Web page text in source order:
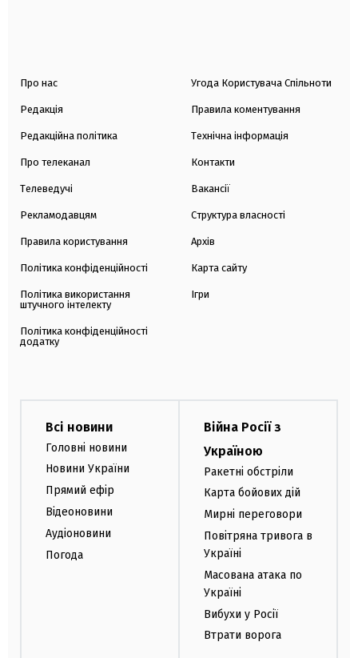
Про нас
Редакція
Редакційна політика
Про телеканал
Телеведучі
Рекламодавцям
Правила користування
Політика конфіденційності
Політика використання
штучного інтелекту
Політика конфіденційності
додатку
Угода Користувача Спільноти
Правила коментування
Технічна інформація
Контакти
Вакансії
Структура власності
Архів
Карта сайту
Ігри
Всі новини
Головні новини
Новини України
Прямий ефір
Відеоновини
Аудіоновини
Погода
Війна Росії з
Україною
Ракетні обстріли
Карта бойових дій
Мирні переговори
Повітряна тривога в
Україні
Масована атака по
Україні
Вибухи у Росії
Втрати ворога